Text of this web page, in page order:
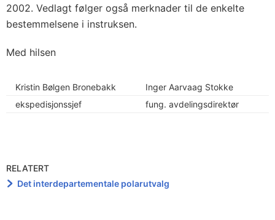
2002. Vedlagt følger også merknader til de enkelte
bestemmelsene i instruksen.
Med hilsen
Kristin Bølgen Bronebakk
Inger Aarvaag Stokke
ekspedisjonssjef
fung. avdelingsdirektør
RELATERT
Det interdepartementale polarutvalg